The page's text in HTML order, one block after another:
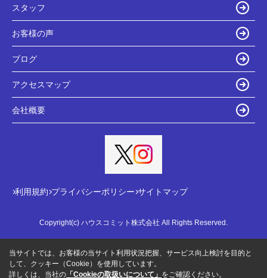
スタッフ
お客様の声
ブログ
アクセスマップ
会社概要
利用規約 プライバシーポリシー サイトマップ
Copyright(c) ハウスコミット株式会社 All Rights Reserved.
当サイトでは、お客様の当サイト利用状況把握、サービス向上検討を目的と
して、クッキー（Cookie）を使用しています。
詳しくは、当社の 「Cookieの取扱いについて」 をご確認ください。